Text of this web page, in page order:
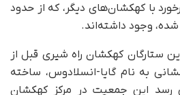
با کهکشان‌های دیگر، که از حدود
ستارگان کهکشان راه شیری قبل از
به نام گایا-انسلادوس، ساخته
رسد این جمعیت در مرکز کهکشان